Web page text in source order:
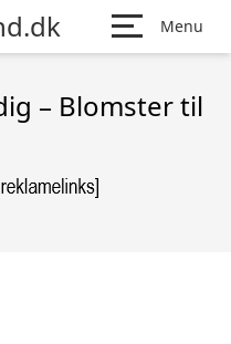
Menu
– Blomster til